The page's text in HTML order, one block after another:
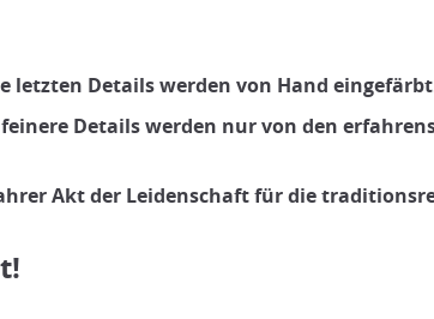
letzten Details werden von Hand
Details werden nur von den
Akt der Leidenschaft für die